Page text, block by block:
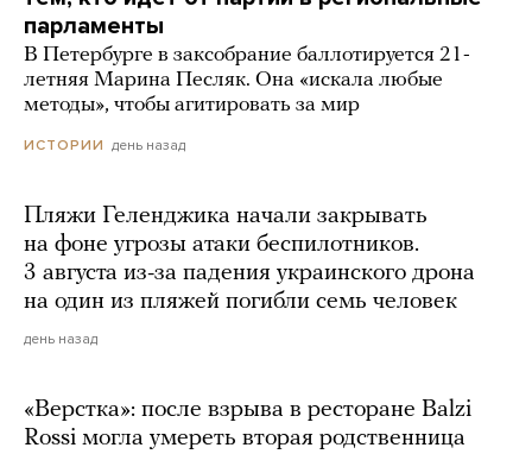
парламенты
В Петербурге в заксобрание баллотируется 21-
летняя Марина Песляк. Она «искала любые
методы», чтобы агитировать за мир
ИСТОРИИ день назад
Пляжи Геленджика начали закрывать
на фоне угрозы атаки беспилотников.
3 августа из-за падения украинского дрона
на один из пляжей погибли семь человек
день назад
«Верстка»: после взрыва в ресторане Balzi
Rossi могла умереть вторая родственница